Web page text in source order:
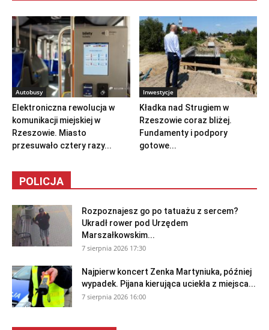
Autobusy
Elektroniczna rewolucja w
komunikacji miejskiej w
Rzeszowie. Miasto
przesuwało cztery razy...
Inwestycje
Kładka nad Strugiem w
Rzeszowie coraz bliżej.
Fundamenty i podpory
gotowe...
POLICJA
Rozpoznajesz go po tatuażu z sercem?
Ukradł rower pod Urzędem
Marszałkowskim...
7 sierpnia 2026 17:30
Najpierw koncert Zenka Martyniuka, później
wypadek. Pijana kierująca uciekła z miejsca...
7 sierpnia 2026 16:00